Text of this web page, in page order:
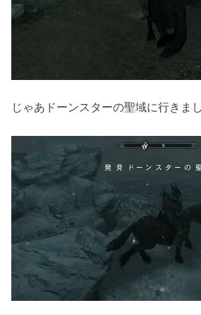
じゃあドーンスターの聖域に行きま